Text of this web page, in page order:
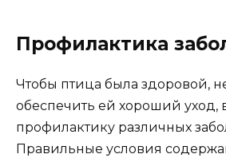
Профилактика
Чтобы птица была здоровой,
обеспечить ей хороший
профилактику различных
Правильные условия